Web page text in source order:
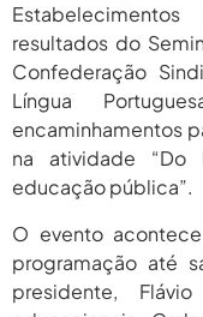
resultados do
Confederação
Língua
encaminhamentos
na atividade
educação pública”.
O evento
programação até
presidente,